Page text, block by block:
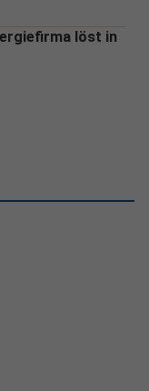
löst in